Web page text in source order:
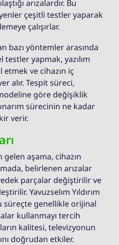
arızalardır. Bu
çeşitli testler yaparak
çalışırlar.
bazı yöntemler arasında
yapmak, yazılım
ve cihazın iç
alır. Tespit süreci,
göre değişiklik
sürecinin ne kadar
verir.
aşama, cihazın
belirlenen arızalar
parçalar değiştirilir ve
Yavuzselım Yıldırım
genellikle orijinal
kullanmayı tercih
kalitesi, televizyonun
doğrudan etkiler.